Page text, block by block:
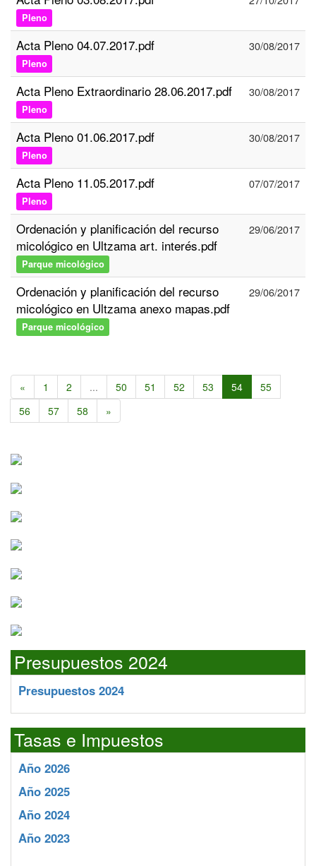
Pleno
Acta Pleno 04.07.2017.pdf
Pleno
30/08/2017
Acta Pleno Extraordinario 28.06.2017.pdf
Pleno
30/08/2017
Acta Pleno 01.06.2017.pdf
Pleno
30/08/2017
Acta Pleno 11.05.2017.pdf
Pleno
07/07/2017
Ordenación y planificación del recurso
micológico en Ultzama art. interés.pdf
Parque micológico
29/06/2017
Ordenación y planificación del recurso
micológico en Ultzama anexo mapas.pdf
Parque micológico
29/06/2017
« 1 2 ... 50 51 52 53 54
55
56
57 58 »
Presupuestos 2024
Presupuestos 2024
Tasas e Impuestos
Año 2026
Año 2025
Año 2024
Año 2023